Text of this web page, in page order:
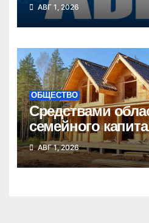
АВГ 1, 2026
ОБЩЕСТВО
Средствами
семейного
тысяч семей
АВГ 1, 2026